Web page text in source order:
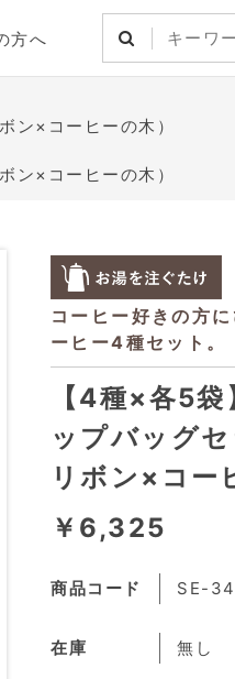
方へ
ン×コーヒーの木）
ン×コーヒーの木）
【4種×各5
ップバッグ
リボン×コー
￥6,325
商品コード SE-
在庫 無し